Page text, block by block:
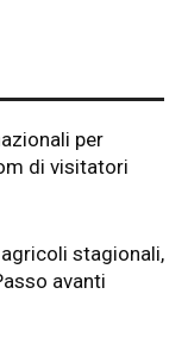
per
di visitatori
stagionali,
avanti